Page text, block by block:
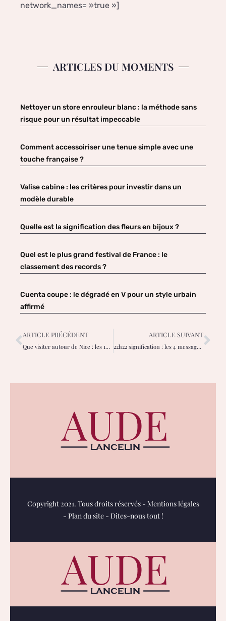
network_names= »true »]
ARTICLES DU MOMENTS
Nettoyer un store enrouleur blanc : la méthode sans
risque pour un résultat impeccable
Comment accessoiriser une tenue simple avec une
touche française ?
Valise cabine : les critères pour investir dans un
modèle durable
Quelle est la signification des fleurs en bijoux ?
Quel est le plus grand festival de France : le
classement des records ?
Cuenta coupe : le dégradé en V pour un style urbain
affirmé
ARTICLE PRÉCÉDENT
Que visiter autour de Nice : les 10 pépites secrètes de la région ?
ARTICLE SUIVANT
22h22 signification : les 4 messages spirituels pour trouver votre équilibre
Copyright 2021. Tous droits réservés - Mentions légales
- Plan du site- Dites-nous tout !